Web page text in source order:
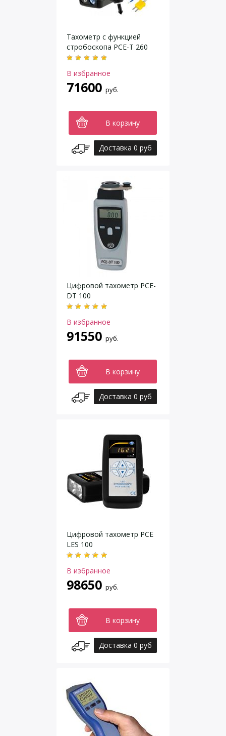
Тахометр с функцией
стробоскопа PCE-T 260
В избранное
71600 руб.
В корзину
Доставка 0 руб
Цифровой тахометр PCE-
DT 100
В избранное
91550 руб.
В корзину
Доставка 0 руб
Цифровой тахометр PCE
LES 100
В избранное
98650 руб.
В корзину
Доставка 0 руб